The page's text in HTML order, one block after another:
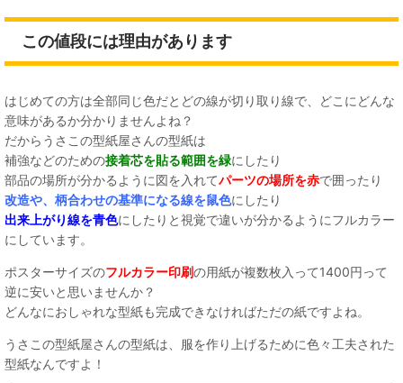
この値段には理由があります
はじめての方は全部同じ色だとどの線が切り取り線で、どこにどんな
意味があるか分かりませんよね？
だからうさこの型紙屋さんの型紙は
補強などのための接着芯を貼る範囲を緑にしたり
部品の場所が分かるように図を入れてパーツの場所を赤で囲ったり
改造や、柄合わせの基準になる線を鼠色にしたり
出来上がり線を青色にしたりと視覚で違いが分かるようにフルカラー
にしています。
ポスターサイズのフルカラー印刷の用紙が複数枚入って1400円って
逆に安いと思いませんか？
どんなにおしゃれな型紙も完成できなければただの紙ですよね。
うさこの型紙屋さんの型紙は、服を作り上げるために色々工夫された
型紙なんですよ！